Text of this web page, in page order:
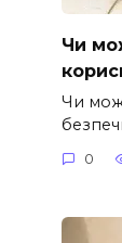
Чи
Чи
0